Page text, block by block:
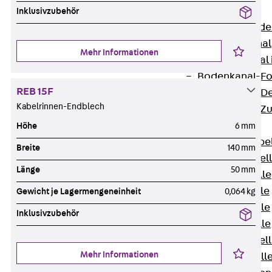
Bodenkanäle
Zurück
BK Bodenkanal
KLK
Bodenkanal-
Bodenkanal-
Bodenkanal-
Kabelschellen
Zurück
AC
H Kabelschelle
S Kabelschelle
B Kabelschelle
U Kabelschelle
RU
W
Inklusivzubehör
Mehr Informationen
REB 15F
Kabelrinnen-Endblech
Höhe 6 mm
Breite 140 mm
Länge 50 mm
Gewicht je Lagermengeneinheit 0,064 kg
Inklusivzubehör
Mehr Informationen